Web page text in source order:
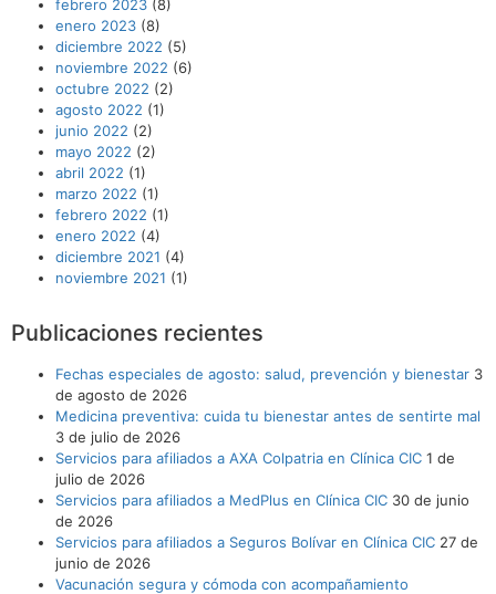
febrero 2023 (8)
enero 2023 (8)
diciembre 2022 (5)
noviembre 2022 (6)
octubre 2022 (2)
agosto 2022 (1)
junio 2022 (2)
mayo 2022 (2)
abril 2022 (1)
marzo 2022 (1)
febrero 2022 (1)
enero 2022 (4)
diciembre 2021 (4)
noviembre 2021 (1)
Publicaciones recientes
Fechas especiales de agosto: salud, prevención y bienestar 3
de agosto de 2026
Medicina preventiva: cuida tu bienestar antes de sentirte mal
3 de julio de 2026
Servicios para afiliados a AXA Colpatria en Clínica CIC 1 de
julio de 2026
Servicios para afiliados a MedPlus en Clínica CIC 30 de junio
de 2026
Servicios para afiliados a Seguros Bolívar en Clínica CIC 27 de
junio de 2026
Vacunación segura y cómoda con acompañamiento